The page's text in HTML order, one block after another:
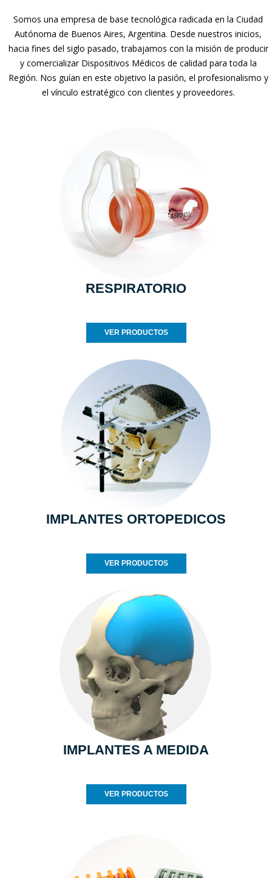
Somos una empresa de base tecnológica radicada en la Ciudad
Autónoma de Buenos Aires, Argentina. Desde nuestros inicios,
hacia fines del siglo pasado, trabajamos con la misión de producir
y comercializar Dispositivos Médicos de calidad para toda la
Región. Nos guían en este objetivo la pasión, el profesionalismo y
el vínculo estratégico con clientes y proveedores.
RESPIRATORIO
VER PRODUCTOS
IMPLANTES ORTOPEDICOS
VER PRODUCTOS
IMPLANTES A MEDIDA
VER PRODUCTOS